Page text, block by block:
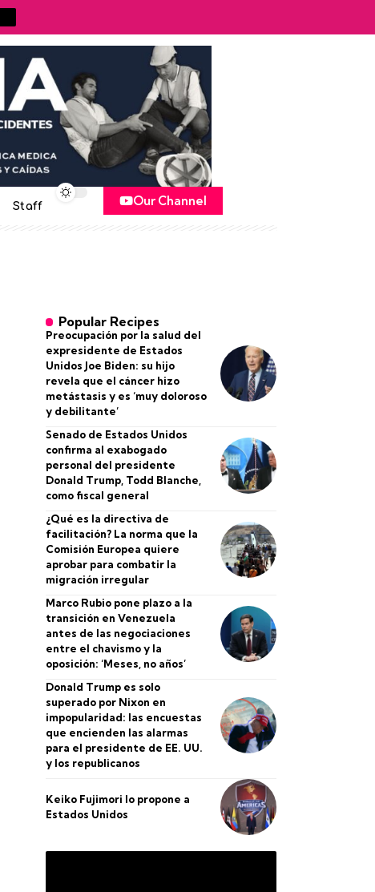
Staff Our Channel
Popular Recipes
Preocupación por la salud del
expresidente de Estados
Unidos Joe Biden: su hijo
revela que el cáncer hizo
metástasis y es ‘muy doloroso
y debilitante’
Senado de Estados Unidos
confirma al exabogado
personal del presidente
Donald Trump, Todd Blanche,
como fiscal general
¿Qué es la directiva de
facilitación? La norma que la
Comisión Europea quiere
aprobar para combatir la
migración irregular
Marco Rubio pone plazo a la
transición en Venezuela
antes de las negociaciones
entre el chavismo y la
oposición: ‘Meses, no años’
Donald Trump es solo
superado por Nixon en
impopularidad: las encuestas
que encienden las alarmas
para el presidente de EE. UU.
y los republicanos
Keiko Fujimori lo propone a
Estados Unidos